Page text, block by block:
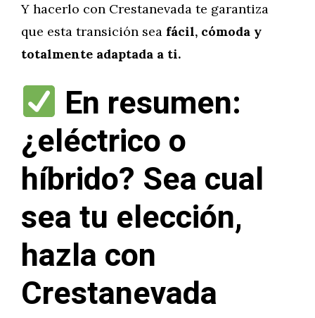
Y hacerlo con Crestanevada te garantiza
que esta transición sea fácil, cómoda y
totalmente adaptada a ti.
En resumen:
¿eléctrico o
híbrido? Sea cual
sea tu elección,
hazla con
Crestanevada